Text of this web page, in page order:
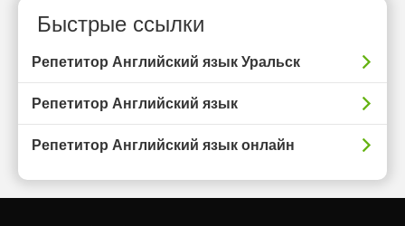
Быстрые ссылки
Репетитор Английский язык Уральск
Репетитор Английский язык
Репетитор Английский язык онлайн